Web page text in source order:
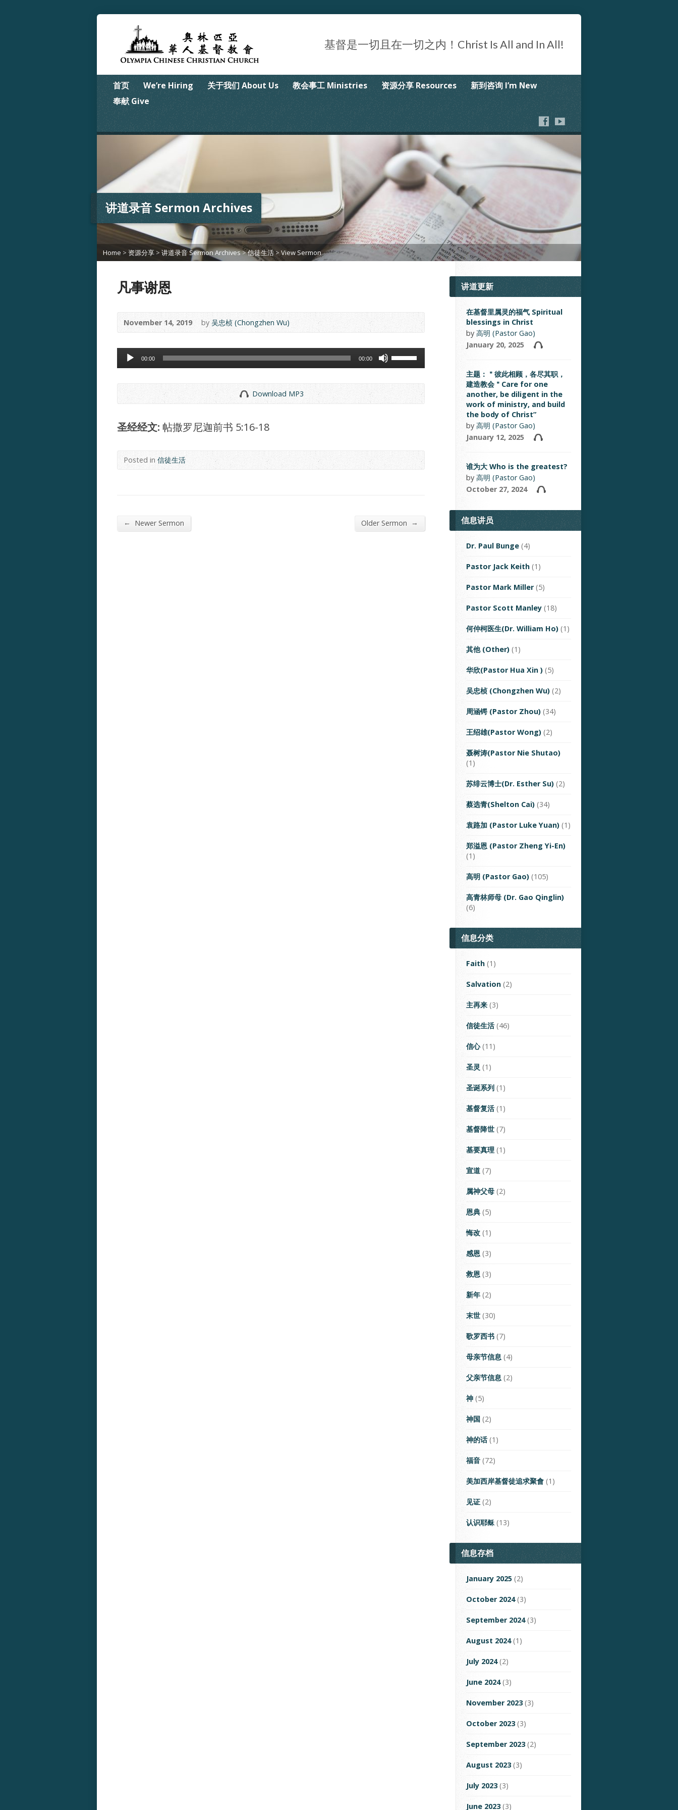
基督是一切且在一切之内！Christ Is All and In All!
首页 We’re Hiring 关于我们 About Us 教会事工 Ministries 资源分享 Resources
新到咨询 I’m New
奉献 Give
讲道录音 Sermon Archives
Home > 资源分享 > 讲道录音 Sermon Archives>信徒生活> View Sermon
凡事谢恩
November 14, 2019 by吴忠桢 (Chongzhen Wu)
Audio
Player
00:00 00:00
keys
to
Download MP3
圣经经文: 帖撒罗尼迦前书 5:16-18
Posted in信徒生活
← Newer Sermon Older Sermon →
讲道更新
在基督里属灵的福气 Spiritual
blessings in Christ
by 高明 (Pastor Gao)
January 20, 2025
主题：＂彼此相顾，各尽其职，
建造教会＂Care for one
another, be diligent in the
work of ministry, and build
the body of Christ”
by 高明 (Pastor Gao)
January 12, 2025
谁为大 Who is the greatest?
by 高明 (Pastor Gao)
October 27, 2024
信息讲员
Dr. Paul Bunge (4)
Pastor Jack Keith (1)
Pastor Mark Miller(5)
Pastor Scott Manley (18)
何仲柯医生(Dr. William Ho) (1)
其他 (Other) (1)
华欣(Pastor Hua Xin ) (5)
吴忠桢 (Chongzhen Wu) (2)
周涵锷 (Pastor Zhou) (34)
王绍雄(Pastor Wong) (2)
聂树涛(Pastor Nie Shutao)
(1)
苏绯云博士(Dr. Esther Su) (2)
蔡选青(Shelton Cai) (34)
袁路加 (Pastor Luke Yuan) (1)
郑溢恩 (Pastor Zheng Yi-En)
(1)
高明 (Pastor Gao) (105)
高青林师母 (Dr. Gao Qinglin)
(6)
信息分类
Faith (1)
Salvation (2)
主再来 (3)
信徒生活(46)
信心(11)
圣灵 (1)
圣诞系列 (1)
基督复活(1)
基督降世 (7)
基要真理 (1)
宣道 (7)
属神父母 (2)
恩典 (5)
悔改 (1)
感恩 (3)
救恩 (3)
新年 (2)
末世 (30)
歌罗西书 (7)
母亲节信息 (4)
父亲节信息 (2)
神 (5)
神国 (2)
神的话(1)
福音 (72)
美加西岸基督徒追求聚會 (1)
见证 (2)
认识耶稣(13)
信息存档
January 2025 (2)
October 2024(3)
September 2024(3)
August 2024(1)
July 2024(2)
June 2024(3)
November 2023(3)
October 2023(3)
September 2023(2)
August 2023(3)
July 2023(3)
June 2023(3)